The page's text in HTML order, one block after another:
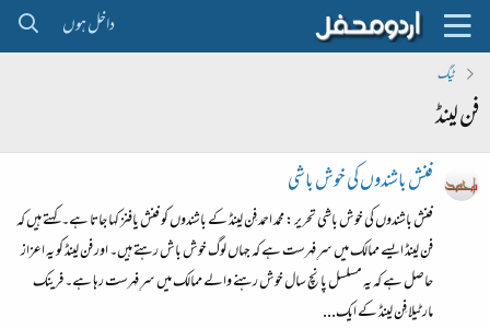
داخل ہوں
ٹیگ
فن لینڈ
فنش باشندوں کی خوش باشی
فنش باشندوں کی خوش باشی تحریر : محمد احمد فِن لینڈ کے باشندوں کو فنش یافنز کہا جاتا ہے۔ کہتے ہیں کہ
فن لینڈ ایسے ممالک میں سرِ فہرست ہے کہ جہاں لوگ خوش باش رہتے ہیں۔ اور فن لینڈ کو یہ اعزاز
حاصل ہے کہ یہ مسلسل پانچ سال خوش رہنے والے ممالک میں سرِ فہرست رہا ہے۔ فرینک
مارٹیلا فِن لینڈ کے ایک...